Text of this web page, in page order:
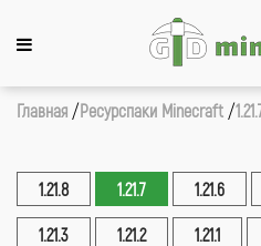
Главная Ресурспаки Minecraft
1.21.8 1.21.7 1.21.6
1.21.3 1.21.2 1.21.1